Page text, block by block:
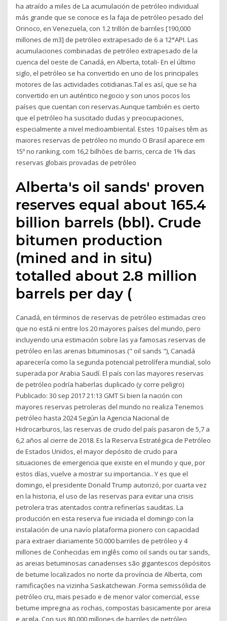
ha atraído a miles de La acumulación de petróleo individual
más grande que se conoce es la faja de petróleo pesado del
Orinoco, en Venezuela, con 1.2 trillón de barriles [190,000
millones de m3] de petróleo extrapesado de 6 a 12°API. Las
acumulaciones combinadas de petróleo extrapesado de la
cuenca del oeste de Canadá, en Alberta, totali- En el último
siglo, el petróleo se ha convertido en uno de los principales
motores de las actividades cotidianas.Tal es así, que se ha
convertido en un auténtico negocio y son unos pocos los
países que cuentan con reservas.Aunque también es cierto
que el petróleo ha suscitado dudas y preocupaciones,
especialmente a nivel medioambiental. Estes 10 países têm as
maiores reservas de petróleo no mundo O Brasil aparece em
15º no ranking, com 16,2 bilhões de barris, cerca de 1% das
reservas globais provadas de petróleo
Alberta's oil sands' proven
reserves equal about 165.4
billion barrels (bbl). Crude
bitumen production
(mined and in situ)
totalled about 2.8 million
barrels per day (
Canadá, en términos de reservas de petróleo estimadas creo
que no está ni entre los 20 mayores países del mundo, pero
incluyendo una estimación sobre las ya famosas reservas de
petróleo en las arenas bituminosas (" oil sands "), Canadá
aparecería como la segunda potencial petrolífera mundial, solo
superada por Arabia Saudí. El país con las mayores reservas
de petróleo podría haberlas duplicado (y corre peligro)
Publicado: 30 sep 2017 21:13 GMT Si bien la nación con
mayores reservas petroleras del mundo no realiza Tenemos
petróleo hasta 2024 Según la Agencia Nacional de
Hidrocarburos, las reservas de crudo del país pasaron de 5,7 a
6,2 años al cierre de 2018. Es la Reserva Estratégica de Petróleo
de Estados Unidos, el mayor depósito de crudo para
situaciones de emergencia que existe en el mundo y que, por
estos días, vuelve a mostrar su importancia.. Y es que el
domingo, el presidente Donald Trump autorizó, por cuarta vez
en la historia, el uso de las reservas para evitar una crisis
petrolera tras atentados contra refinerías sauditas. La
producción en esta reserva fue iniciada el domingo con la
instalación de una navío plataforma pionero con capacidad
para extraer diariamente 50.000 barriles de petróleo y 4
millones de Conhecidas em inglês como oil sands ou tar sands,
as areias betuminosas canadenses são gigantescos depósitos
de betume localizados no norte da província de Alberta, com
ramificações na vizinha Saskatchewan .Forma semissólida de
petróleo cru, mais pesado e de menor valor comercial, esse
betume impregna as rochas, compostas basicamente por areia